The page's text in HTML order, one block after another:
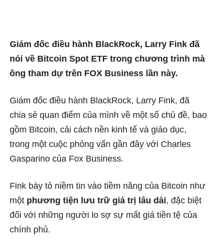
Giám đốc điều hành BlackRock, Larry Fink đã
nói về Bitcoin Spot ETF trong chương trình mà
ông tham dự trên FOX Business lần này.
Giám đốc điều hành BlackRock, Larry Fink, đã
chia sẻ quan điểm của mình về một số chủ đề, bao
gồm Bitcoin, cải cách nền kinh tế và giáo dục,
trong một cuộc phỏng vấn gần đây với Charles
Gasparino của Fox Business.
Fink bày tỏ niềm tin vào tiềm năng của Bitcoin như
một phương tiện lưu trữ giá trị lâu dài, đặc biệt
đối với những người lo sợ sự mất giá tiền tệ của
chính phủ.